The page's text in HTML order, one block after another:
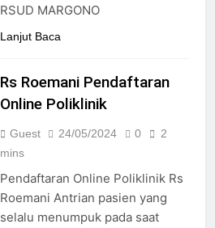
Jadwal Dokter RS. Puri Asih
Salatiga 2025
Hati Wonogiri
15/07/2025
RSUD Bung Karno
24/05/2024
Pendaftaran Pasien BPJS
RSUD Banyumas
24/05/2024
RSUD MARGONO
Lanjut Baca
Rs Roemani Pendaftaran
Online Poliklinik
Guest 24/05/2024 0
2
mins
Pendaftaran Online Poliklinik Rs
Roemani Antrian pasien yang
selalu menumpuk pada saat